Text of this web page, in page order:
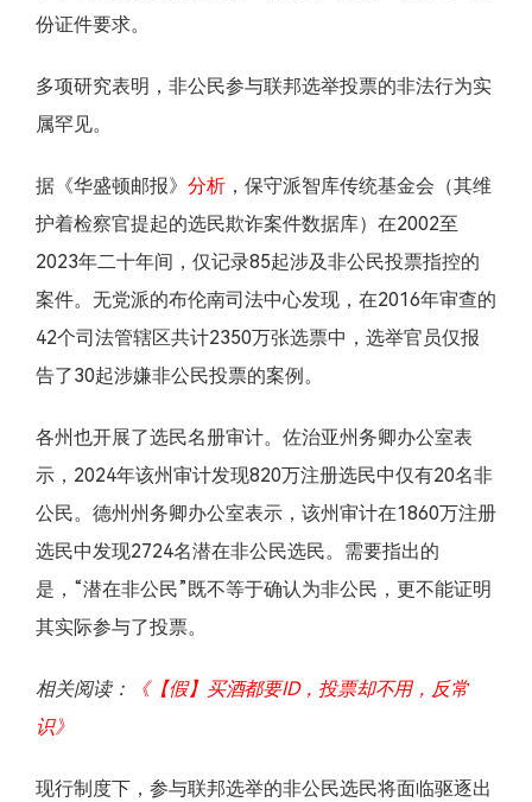
份证件要求。
多项研究表明，非公民参与联邦选举投票的非法行为实
属罕见。
据《华盛顿邮报》 分析，保守派智库传统基金会（其维
护着检察官提起的选民欺诈案件数据库）在2002至
2023年二十年间，仅记录85起涉及非公民投票指控的
案件。无党派的布伦南司法中心发现，在2016年审查的
42个司法管辖区共计2350万张选票中，选举官员仅报
告了30起涉嫌非公民投票的案例。
各州也开展了选民名册审计。佐治亚州务卿办公室表
示，2024年该州审计发现820万注册选民中仅有20名非
公民。德州州务卿办公室表示，该州审计在1860万注册
选民中发现2724名潜在非公民选民。需要指出的
是，“潜在非公民”既不等于确认为非公民，更不能证明
其实际参与了投票。
相关阅读：
《【假】买酒都要ID，投票却不用，反常
识》
现行制度下，参与联邦选举的非公民选民将面临驱逐出